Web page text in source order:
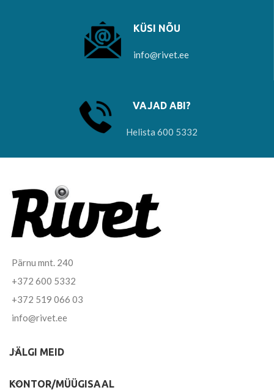
KÜSI NÕU
info@rivet.ee
VAJAD ABI?
Helista 600 5332
Pärnu mnt. 240
+372 600 5332
+372 519 066 03
info@rivet.ee
JÄLGI MEID
KONTOR/MÜÜGISAAL